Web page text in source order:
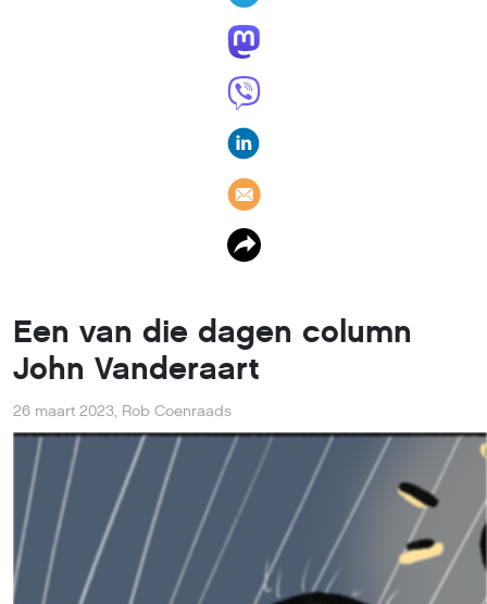
Een van die dagen column
John Vanderaart
26 maart 2023, Rob Coenraads